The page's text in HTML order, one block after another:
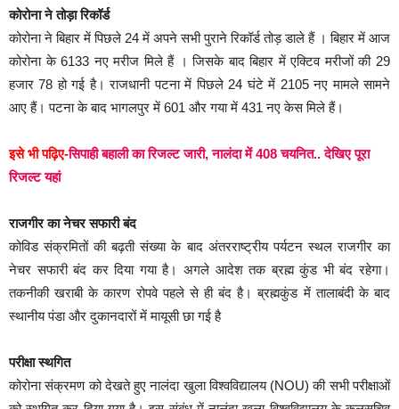
कोरोना ने तोड़ा रिकॉर्ड
कोरोना ने बिहार में पिछले 24 में अपने सभी पुराने रिकॉर्ड तोड़ डाले हैं । बिहार में आज
कोरोना के 6133 नए मरीज मिले हैं । जिसके बाद बिहार में एक्टिव मरीजों की 29
हजार 78 हो गई है। राजधानी पटना में पिछले 24 घंटे में 2105 नए मामले सामने
आए हैं। पटना के बाद भागलपुर में 601 और गया में 431 नए केस मिले हैं।
इसे भी पढ़िए-सिपाही बहाली का रिजल्ट जारी, नालंदा में 408 चयनित.. देखिए पूरा
रिजल्ट यहां
राजगीर का नेचर सफारी बंद
कोविड संक्रमितों की बढ़ती संख्या के बाद अंतरराष्ट्रीय पर्यटन स्थल राजगीर का
नेचर सफारी बंद कर दिया गया है। अगले आदेश तक ब्रह्म कुंड भी बंद रहेगा।
तकनीकी खराबी के कारण रोपवे पहले से ही बंद है। ब्रह्मकुंड में तालाबंदी के बाद
स्थानीय पंडा और दुकानदारों में मायूसी छा गई है
परीक्षा स्थगित
कोरोना संक्रमण को देखते हुए नालंदा खुला विश्वविद्यालय (NOU) की सभी परीक्षाओं